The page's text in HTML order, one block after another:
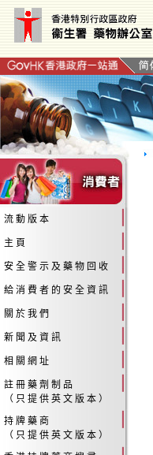
流 動 版 本
主 頁
安 全 警 示 及 藥 物 回 收
給 消 費 者 的 安 全 資 訊
關 於 我 們
新 聞 及 資 訊
相 關 網 址
註 冊 藥 劑 制 品
（ 只 提 供 英 文 版 本 ）
持 牌 藥 商
（ 只 提 供 英 文 版 本 ）